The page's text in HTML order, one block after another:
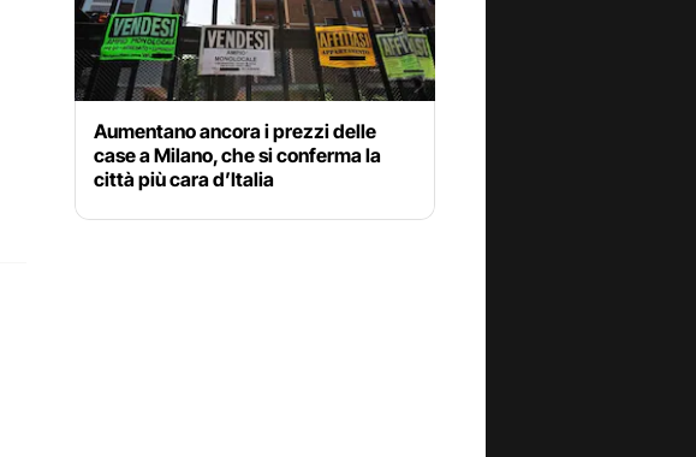
Aumentano ancora i prezzi delle
case a Milano, che si conferma la
città più cara d’Italia